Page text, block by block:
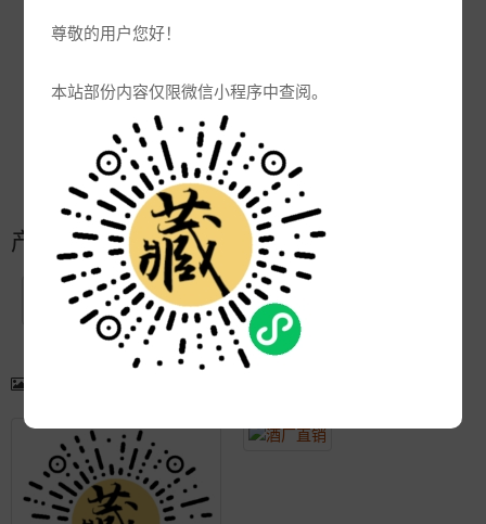
尊敬的用户您好！
本站部份内容仅限微信小程序中查阅。
品牌:
次数:
2976
景德镇市辰天陶瓷有限公司
2021-04-07 16:06:45
产品简介